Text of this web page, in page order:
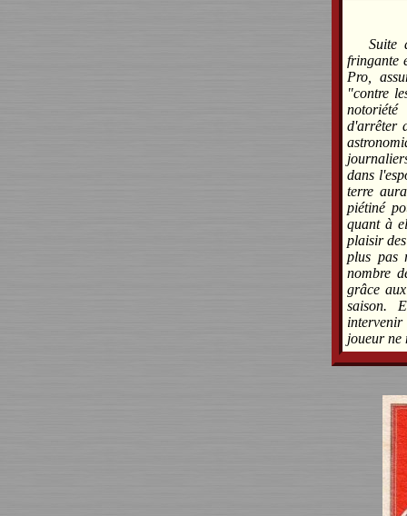
Suite
fringante
Pro,
"contre
d'arrêter
dans
terre
piétiné
quant à
plaisir
plus pas
nombre
grâce
saison.
intervenir
joueur ne